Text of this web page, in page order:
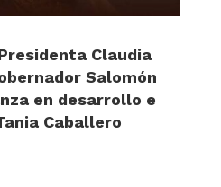
Claudia
Salomón
en desarrollo e
Caballero